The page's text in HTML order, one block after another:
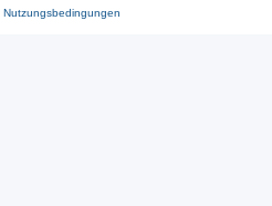
Nutzungsbedingungen